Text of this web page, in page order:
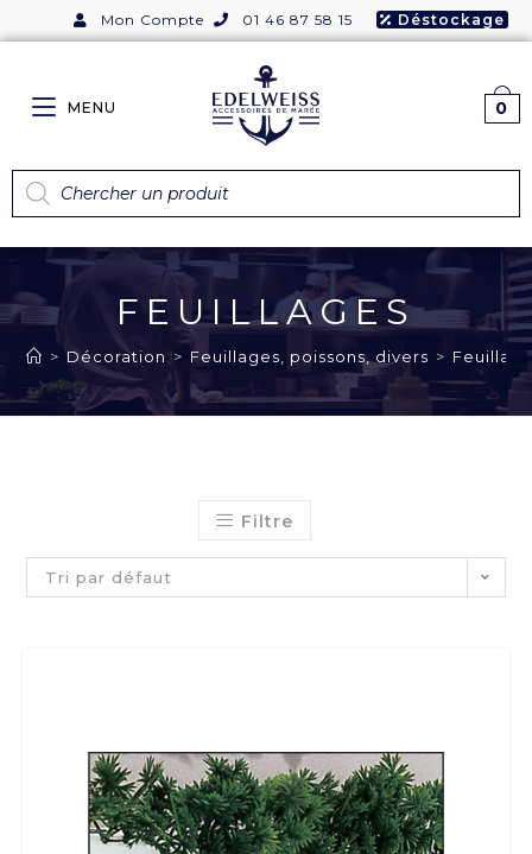
Mon Compte 01 46 87 58 15 Déstockage
MENU 0
FEUILLAGES
> Décoration > Feuillages, poissons, divers >
Filtre
Tri par défaut